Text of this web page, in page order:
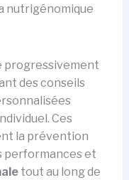
nutrigénomique
progressivement
des conseils
Ces
la prévention
performances et
tout au long de